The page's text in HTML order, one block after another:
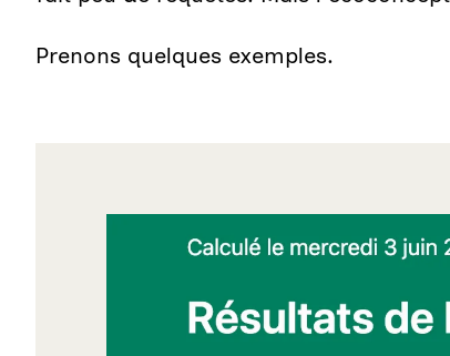
Prenons quelques exemples.